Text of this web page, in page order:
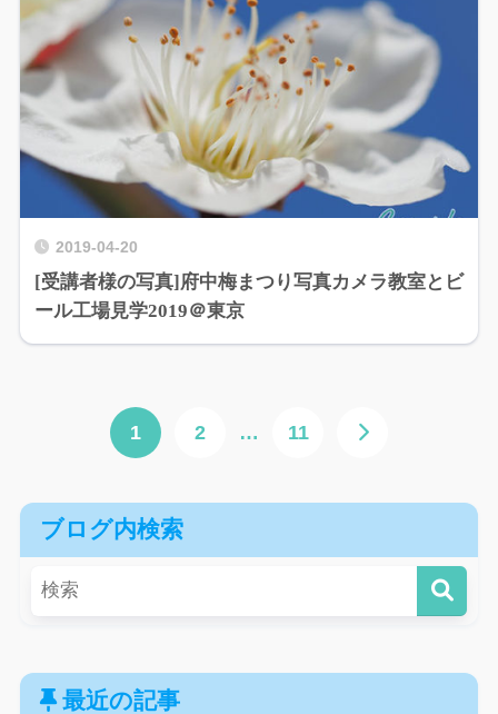
2019-04-20
[受講者様の写真]府中梅まつり写真カメラ教室とビ
ール工場見学2019＠東京
1 2 … 11
ブログ内検索
最近の記事